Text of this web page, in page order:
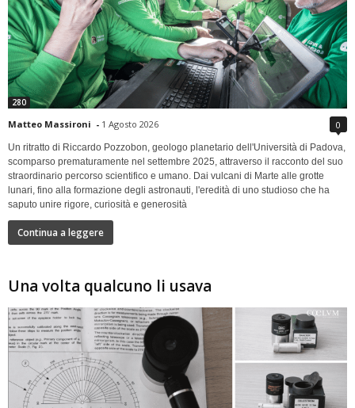
280
Matteo Massironi - 1 Agosto 2026 0
Un ritratto di Riccardo Pozzobon, geologo planetario dell'Università di Padova,
scomparso prematuramente nel settembre 2025, attraverso il racconto del suo
straordinario percorso scientifico e umano. Dai vulcani di Marte alle grotte
lunari, fino alla formazione degli astronauti, l'eredità di uno studioso che ha
saputo unire rigore, curiosità e generosità
Continua a leggere
Una volta qualcuno li usava